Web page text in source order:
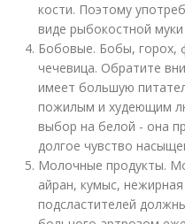
кости. Поэтому
виде рыбокостной
Бобовые. Бобы, горох,
чечевица. Обратите
имеет большую
пожилым и худеющим
выбор на белой - она
долгое чувство
Молочные продукты.
айран, кумыс,
подсластителей